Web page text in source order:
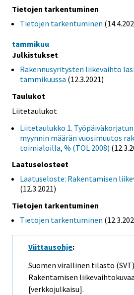
Tietojen tarkentuminen
Tietojen tarkentuminen
tammikuu
Julkistukset
Rakennusyritysten liikevaihto
tammikuussa (12.3.2021)
Taulukot
Liitetaulukot
Liitetaulukko 1.
myynnin määrän vuosimuutos
toimialoilla, % (TOL 2008)
Laatuselosteet
Laatuseloste: Rakentamisen
(12.3.2021)
Tietojen tarkentuminen
Tietojen tarkentuminen
Viittausohje:
Suomen virallinen tilasto
Rakentamisen
[verkkojulkaisu].